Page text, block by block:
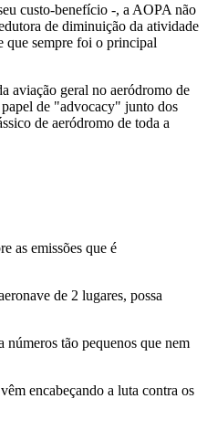
custo-benefício -, a AOPA não
de diminuição da atividade
que sempre foi o principal
aviação geral no aeródromo de
papel de "advocacy" junto dos
de aeródromo de toda a
as emissões que é
de 2 lugares, possa
números tão pequenos que nem
encabeçando a luta contra os